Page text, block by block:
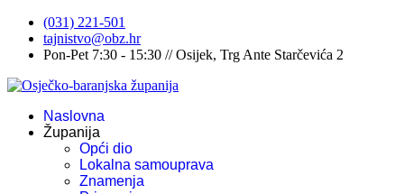
(031) 221-501
tajnistvo@obz.hr
Pon-Pet 7:30 - 15:30 // Osijek, Trg Ante Starčevića 2
Naslovna
Županija
Opći dio
Lokalna samouprava
Znamenja